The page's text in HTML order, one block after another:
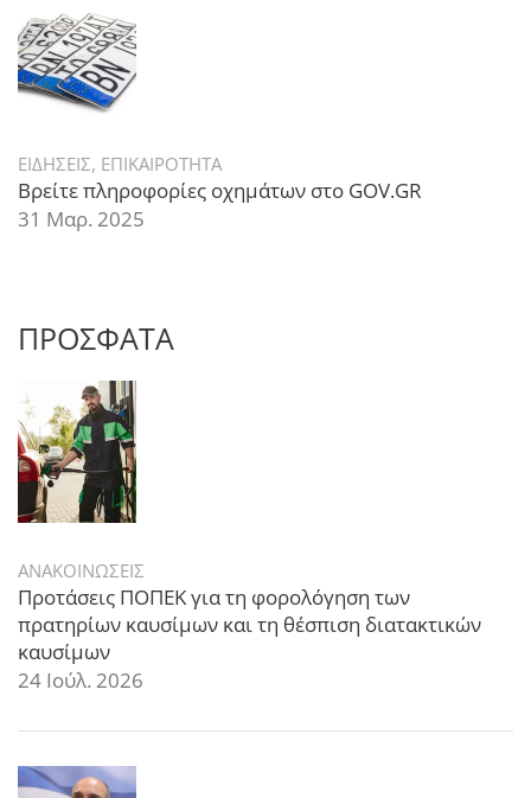
ΕΙΔΗΣΕΙΣ, ΕΠΙΚΑΙΡΟΤΗΤΑ
Βρείτε πληροφορίες οχημάτων στο GOV.GR
31 Μαρ. 2025
ΠΡΟΣΦΑΤΑ
ΑΝΑΚΟΙΝΩΣΕΙΣ
Προτάσεις ΠΟΠΕΚ για τη φορολόγηση των
πρατηρίων καυσίμων και τη θέσπιση διατακτικών
καυσίμων
24 Ιούλ. 2026